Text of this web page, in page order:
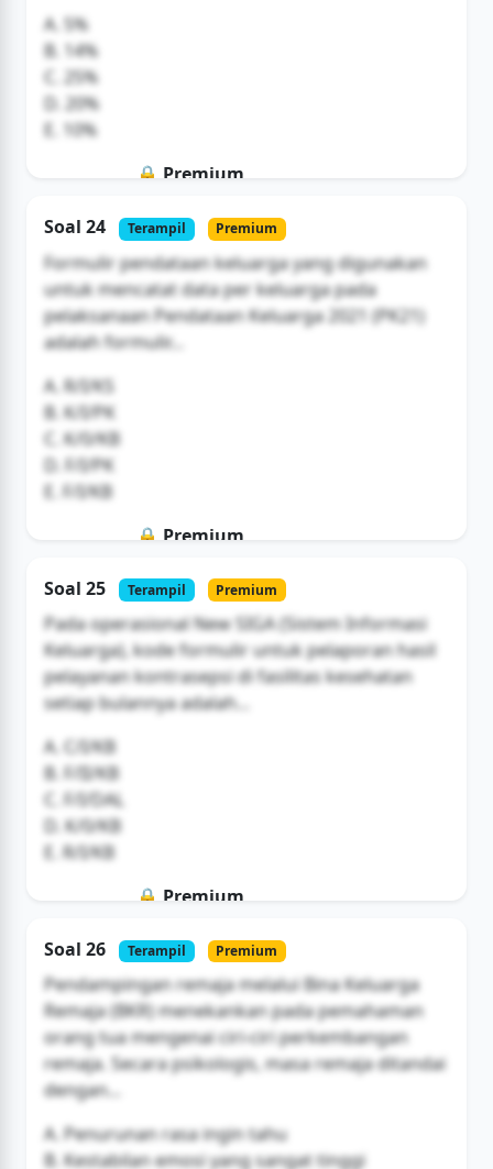
A. 5%
B. 14%
C. 25%
D. 20%
E. 10%
🔒 Premium
Buka Akses
Soal 24 Terampil Premium
Formulir pendataan keluarga yang digunakan
untuk mencatat data per keluarga pada
pelaksanaan Pendataan Keluarga 2021 (PK21)
adalah formulir...
A. R/I/KS
B. K/I/PK
C. K/0/KB
D. F/I/PK
E. F/I/KB
🔒 Premium
Buka Akses
Soal 25 Terampil Premium
Pada operasional New SIGA (Sistem Informasi
Keluarga), kode formulir untuk pelaporan hasil
pelayanan kontrasepsi di fasilitas kesehatan
setiap bulannya adalah...
A. C/I/KB
B. F/II/KB
C. F/I/DAL
D. K/0/KB
E. R/I/KB
🔒 Premium
Buka Akses
Soal 26 Terampil Premium
Pendampingan remaja melalui Bina Keluarga
Remaja (BKR) menekankan pada pemahaman
orang tua mengenai ciri-ciri perkembangan
remaja. Secara psikologis, masa remaja ditandai
dengan...
A. Penurunan rasa ingin tahu
B. Kestabilan emosi yang sangat tinggi